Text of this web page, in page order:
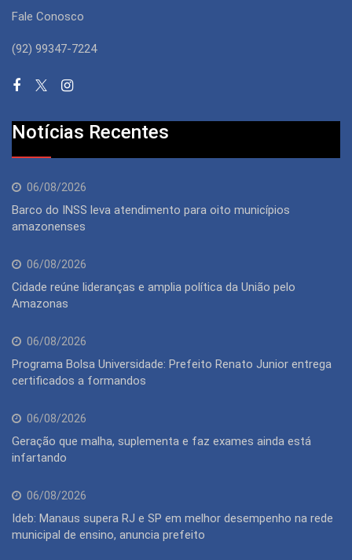
Fale Conosco
(92) 99347-7224
Notícias Recentes
06/08/2026
Barco do INSS leva atendimento para oito municípios
amazonenses
06/08/2026
Cidade reúne lideranças e amplia política da União pelo
Amazonas
06/08/2026
Programa Bolsa Universidade: Prefeito Renato Junior entrega
certificados a formandos
06/08/2026
Geração que malha, suplementa e faz exames ainda está
infartando
06/08/2026
Ideb: Manaus supera RJ e SP em melhor desempenho na rede
municipal de ensino, anuncia prefeito